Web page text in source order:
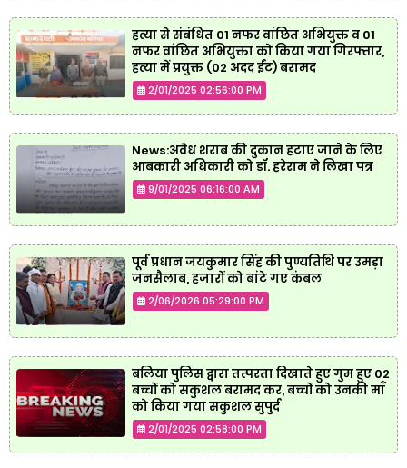
हत्या से संबंधित 01 नफर वांछित अभियुक्त व 01
नफर वांछित अभियुक्ता को किया गया गिरफ्तार,
हत्या में प्रयुक्त (02 अदद ईंट) बरामद
2/01/2025 02:56:00 PM
News:अवैध शराब की दुकान हटाए जाने के लिए
आबकारी अधिकारी को डॉ. हरेराम ने लिखा पत्र
9/01/2025 06:16:00 AM
पूर्व प्रधान जयकुमार सिंह की पुण्यतिथि पर उमड़ा
जनसैलाब, हजारों को बांटे गए कंबल
2/06/2026 05:29:00 PM
बलिया पुलिस द्वारा तत्परता दिखाते हुए गुम हुए 02
बच्चों को सकुशल बरामद कर, बच्चों को उनकी माँ
को किया गया सकुशल सुपुर्द
2/01/2025 02:58:00 PM